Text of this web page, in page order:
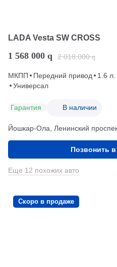
LADA Vesta SW CROSS
1 568 000 q 2 018 000 q
МКПП Передний привод 1.6 л.
Универсал
Гарантия В наличии
Йошкар-Ола, Ленинский
Позвонить
Еще 12 похожих авто
Скоро в продаже